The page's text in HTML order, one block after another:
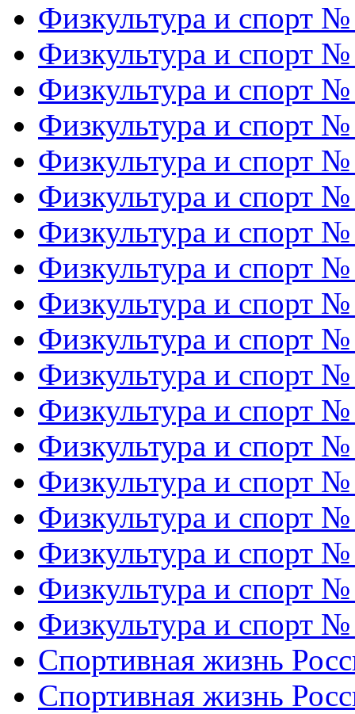
Физкультура и спорт
Физкультура и спорт
Физкультура и спорт
Физкультура и спорт
Физкультура и спорт
Физкультура и спорт
Физкультура и спорт
Физкультура и спорт
Физкультура и спорт
Физкультура и спорт
Физкультура и спорт
Физкультура и спорт
Физкультура и спорт
Физкультура и спорт
Физкультура и спорт
Физкультура и спорт
Физкультура и спорт
Физкультура и спорт
Спортивная жизнь
Спортивная жизнь